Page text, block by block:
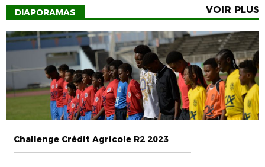
DIAPORAMAS VOIR PLUS
Challenge Crédit Agricole R2 2023